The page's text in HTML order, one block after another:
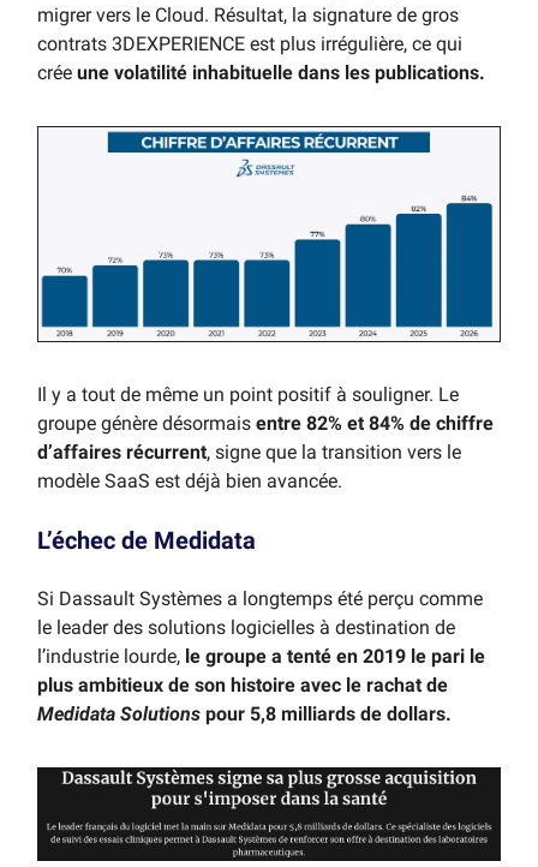
migrer vers le Cloud. Résultat, la signature de gros
contrats 3DEXPERIENCE est plus irrégulière, ce qui
crée une volatilité inhabituelle dans les publications.
Il y a tout de même un point positif à souligner. Le
groupe génère désormais entre 82% et 84% de chiffre
d’affaires récurrent, signe que la transition vers le
modèle SaaS est déjà bien avancée.
L’échec de Medidata
Si Dassault Systèmes a longtemps été perçu comme
le leader des solutions logicielles à destination de
l’industrie lourde, le groupe a tenté en 2019 le pari le
plus ambitieux de son histoire avec le rachat de
Medidata Solutions pour 5,8 milliards de dollars.